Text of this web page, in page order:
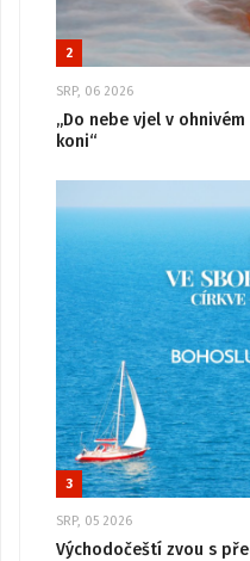
2
SRP, 06 2026
„Do nebe vjel v
koni“
3
SRP, 05 2026
Východočeští zvou s